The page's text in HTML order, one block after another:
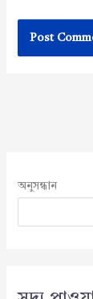
অনুসন্ধান